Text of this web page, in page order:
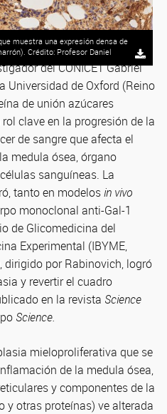
muestra una expresión densa de
Crédito: Profesor Daniel
del CONICET Gabriel
Universidad de Oxford (Reino
de unión azúcares
clave en la progresión de la
de sangre que afecta el
medula ósea, órgano
sanguíneas. La
tanto en modelosin vivo
monoclonal anti-Gal-1
de Glicomedicina del
Experimental (IBYME,
dirigido por Rabinovich, logró
y revertir el cuadro
en la revista Science
Science.
mieloproliferativa que se
de la medula ósea,
y componentes de la
y otras proteínas) ve alterada